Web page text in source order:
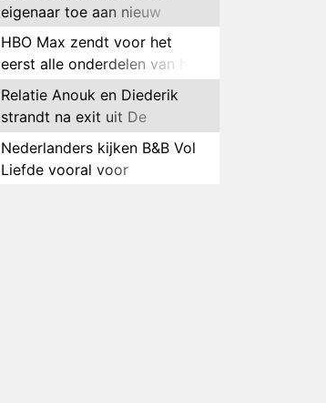
eigenaar toe aan nieuw
seizoen B&B Vol Liefde
HBO Max zendt voor het
eerst alle onderdelen van het
EK Atletiek uit
Relatie Anouk en Diederik
strandt na exit uit De
Bondgenoten
Nederlanders kijken B&B Vol
Liefde vooral voor